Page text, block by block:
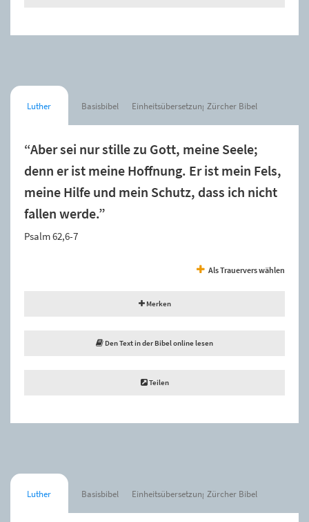
Luther Basisbibel Einheitsübersetzung Zürcher Bibel
“Aber sei nur stille zu Gott, meine Seele;
denn er ist meine Hoffnung. Er ist mein Fels,
meine Hilfe und mein Schutz, dass ich nicht
fallen werde.”
Psalm 62,6-7
Als Trauervers wählen
Merken
Den Text in der Bibel online lesen
Teilen
Luther Basisbibel Einheitsübersetzung Zürcher Bibel